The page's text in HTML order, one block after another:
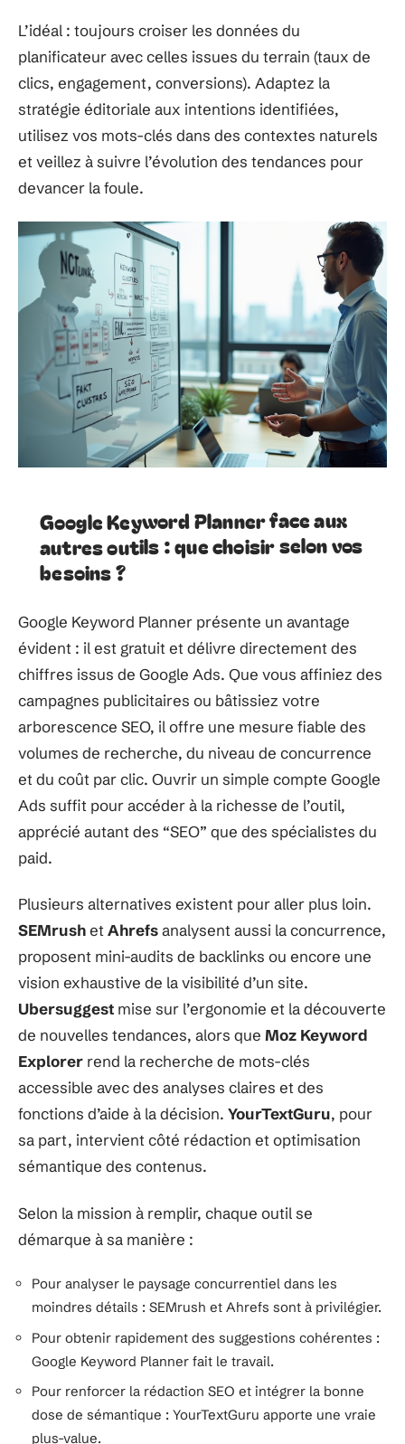
L’idéal : toujours croiser les données du
planificateur avec celles issues du terrain (taux de
clics, engagement, conversions). Adaptez la
stratégie éditoriale aux intentions identifiées,
utilisez vos mots-clés dans des contextes naturels
et veillez à suivre l’évolution des tendances pour
devancer la foule.
Google Keyword Planner face aux
autres outils : que choisir selon vos
besoins ?
Google Keyword Planner présente un avantage
évident : il est gratuit et délivre directement des
chiffres issus de Google Ads. Que vous affiniez des
campagnes publicitaires ou bâtissiez votre
arborescence SEO, il offre une mesure fiable des
volumes de recherche, du niveau de concurrence
et du coût par clic. Ouvrir un simple compte Google
Ads suffit pour accéder à la richesse de l’outil,
apprécié autant des “SEO” que des spécialistes du
paid.
Plusieurs alternatives existent pour aller plus loin.
SEMrushet Ahrefsanalysent aussi la concurrence,
proposent mini-audits de backlinks ou encore une
vision exhaustive de la visibilité d’un site.
Ubersuggest mise sur l’ergonomie et la découverte
de nouvelles tendances, alors que Moz Keyword
Explorer rend la recherche de mots-clés
accessible avec des analyses claires et des
fonctions d’aide à la décision. YourTextGuru, pour
sa part, intervient côté rédaction et optimisation
sémantique des contenus.
Selon la mission à remplir, chaque outil se
démarque à sa manière :
Pour analyser le paysage concurrentiel dans les
moindres détails : SEMrush et Ahrefs sont à privilégier.
Pour obtenir rapidement des suggestions cohérentes :
Google Keyword Planner fait le travail.
Pour renforcer la rédaction SEO et intégrer la bonne
dose de sémantique : YourTextGuru apporte une vraie
plus-value.